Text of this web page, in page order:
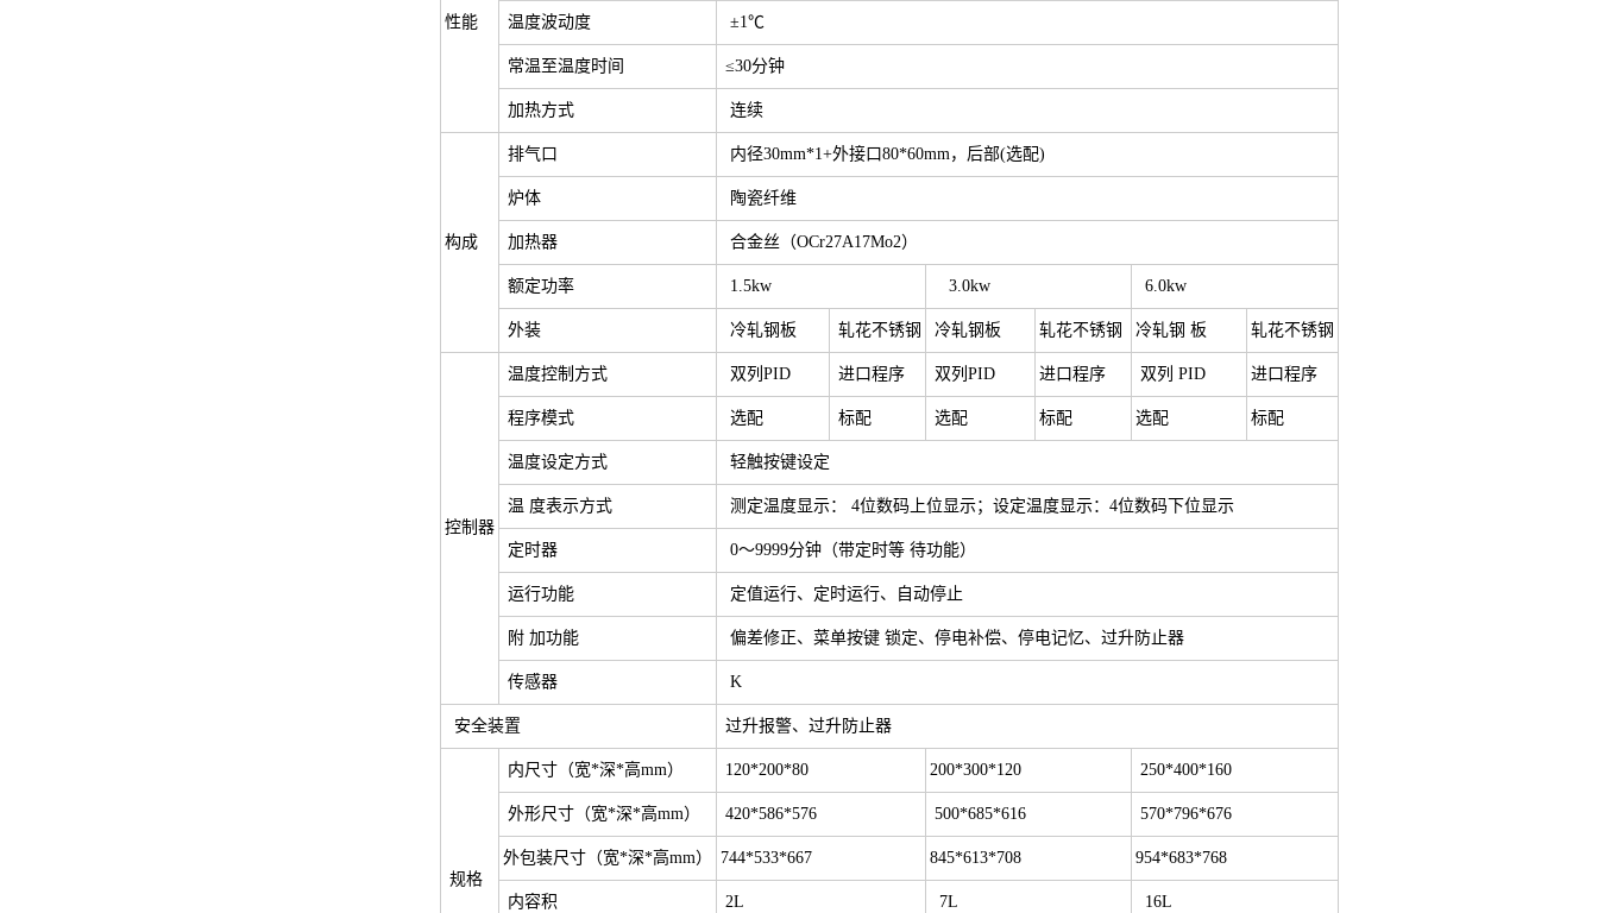
性能 温度波动度 ±1℃
常温至温度时间 ≤30分钟
加热方式 连续
构成
排气口 内径30mm*1+外接口80*60mm，后部(选配)
炉体 陶瓷纤维
加热器 合金丝（OCr27A17Mo2）
额定功率 1.5kw 3.0kw 6.0kw
外装 冷轧钢板 轧花不锈钢 冷轧钢板 轧花不锈钢 冷轧钢 板 轧花不锈钢
控制器
温度控制方式 双列PID 进口程序 双列PID 进口程序 双列 PID 进口程序
程序模式 选配 标配 选配 标配 选配 标配
温度设定方式 轻触按键设定
温 度表示方式 测定温度显示： 4位数码上位显示；设定温度显示：4位数码下位显示
定时器 0～9999分钟（带定时等 待功能）
运行功能 定值运行、定时运行、自动停止
附 加功能 偏差修正、菜单按键 锁定、停电补偿、停电记忆、过升防止器
传感器 K
安全装置 过升报警、过升防止器
规格
内尺寸（宽*深*高mm） 120*200*80 200*300*120 250*400*160
外形尺寸（宽*深*高mm） 420*586*576 500*685*616 570*796*676
外包装尺寸（宽*深*高mm） 744*533*667 845*613*708 954*683*768
内容积 2L 7L 16L